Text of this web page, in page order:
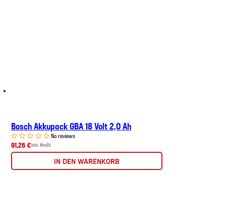
Bosch Akkupack GBA 18 Volt 2,0 Ah
No reviews
91,26 €inkl. MwSt.
IN DEN WARENKORB